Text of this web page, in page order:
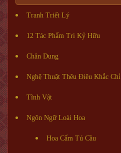
Tranh Triết Lý
12 Tác Phẩm Tri Kỷ Hữu
Chân Dung
Nghệ Thuật Thêu Điêu Khắc Chỉ
Tĩnh Vật
Ngôn Ngữ Loài Hoa
Hoa Cẩm Tú Cầu